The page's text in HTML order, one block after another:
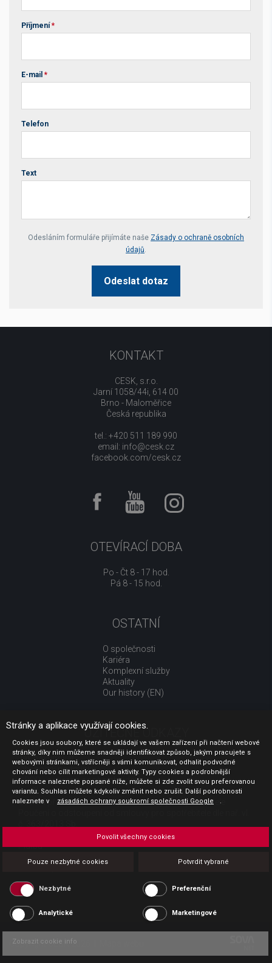
Příjmení *
E-mail *
Telefon
Text
Your website *
Odesláním formuláře přijímáte naše Zásady o ochraně osobních
údajů.
Odeslat dotaz
KONTAKT
CESK, s.r.o.
Jarní 1058/44i, 614 00
Brno - Maloměřice
Česká republika
tel.: +420 511 189 990
email: info@cesk.cz
facebook.com/cesk.cz
OTEVÍRACÍ DOBA
Po - Čt 8 - 17 hod.
Pá 8 - 15 hod.
OSTATNÍ
O společnosti
Kariéra
Komplexní služby
Aktuality
Our history (EN)
UŽITEČNÉ ODKAZY
Jak nakupovat
Obchodní podmínky
GDPR - ochrana osobních údajů
Profil zadavatele
Sdělení před uzavřením kupní smlouvy pro spotřebitele
Platba
Povinná publicita
Copyright CESK 2026 |
Stránky a aplikace využívají cookies.
Cookies jsou soubory, které se ukládají ve vašem zařízení při načtení webové
stránky, díky nim můžeme snadněji identifikovat způsob, jakým pracujete s
webovými stránkami, vstřícněji s vámi komunikovat, odhalit podvodné
chování nebo cílit marketingové aktivity. Typy cookies a podrobnější
informace naleznete popsané níže, můžete si zde zvolit svou preferovanou
variantu. Souhlas můžete kdykoliv změnit nebo zrušit. Další podrobnosti
naleznete v
zásadách ochrany soukromí společnosti Google .
Pouze nezbytné cookies Potvrdit vybrané
Povolit všechny cookies
Nezbytné Preferenční
Analytické Marketingové
Zobrazit cookie info